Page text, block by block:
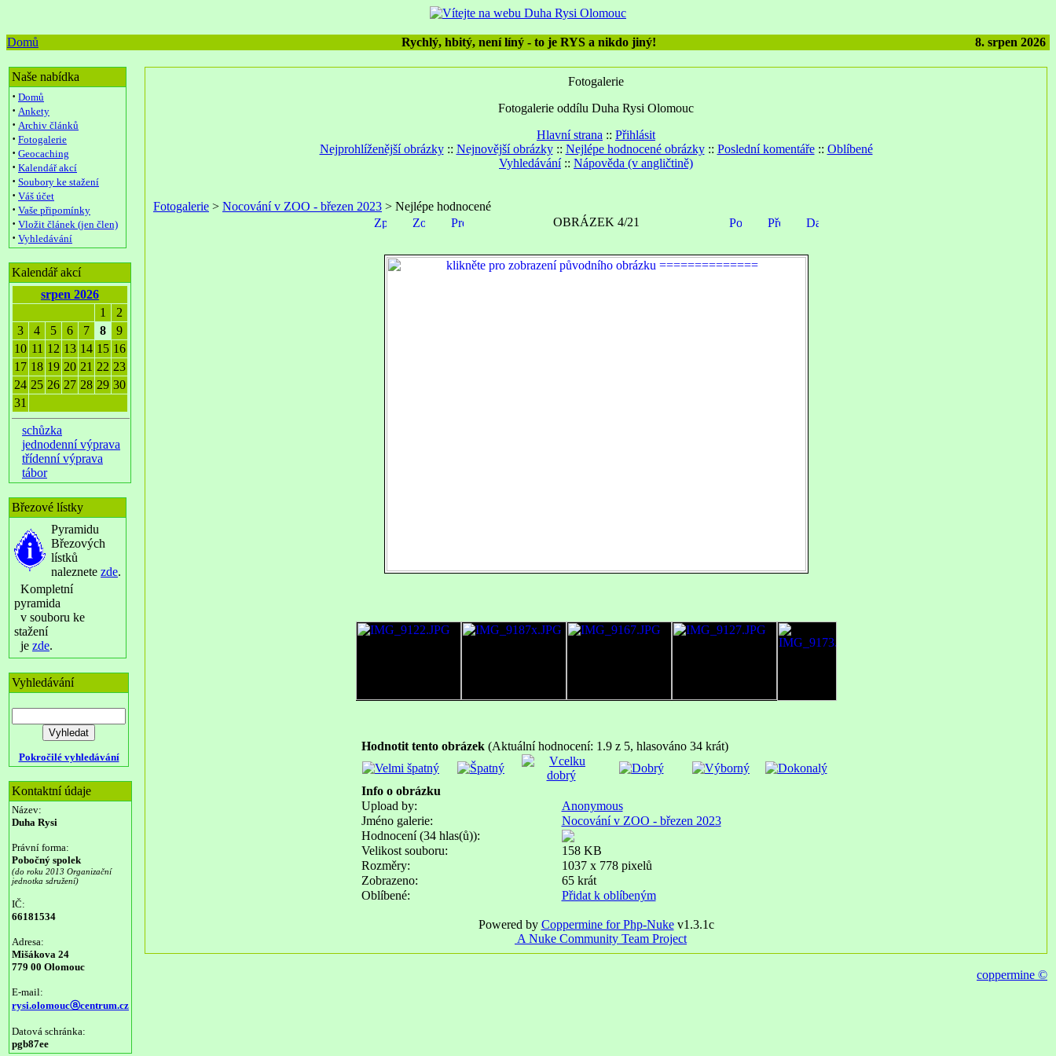
Domů Rychlý, hbitý, není líný - to je RYS a nikdo jiný! 8. srpen 2026
Naše nabídka
· Domů
· Ankety
· Archiv článků
· Fotogalerie
· Geocaching
· Kalendář akcí
· Soubory ke stažení
· Váš účet
· Vaše připomínky
· Vložit článek (jen člen)
· Vyhledávání
Kalendář akcí
srpen 2026
1
2
3
4 5 6 7 8
9
10 11 12 13 14 15 16
17 18 19 20 21 22 23
24 25 26 27 28 29 30
31
schůzka
jednodenní výprava
třídenní výprava
tábor
Březové lístky
Pyramidu
Březových
lístků
naleznete zde.
Kompletní
pyramida
v souboru ke
stažení
je zde.
Vyhledávání
Pokročilé vyhledávání
Kontaktní údaje
Název:
Duha Rysi
Právní forma:
Pobočný spolek
(do roku 2013 Organizační
jednotka sdružení)
IČ:
66181534
Adresa:
Mišákova 24
779 00 Olomouc
E-mail:
rysi.olomoucⓐcentrum.cz
Datová schránka:
pgb87ee
Fotogalerie
Fotogalerie oddílu Duha Rysi Olomouc
Hlavní strana :: Přihlásit
Nejprohlíženější obrázky:: Nejnovější obrázky:: Nejlépe hodnocené obrázky:: Poslední komentáře:: Oblíbené
Vyhledávání:: Nápověda (v angličtině)
Fotogalerie > Nocování v ZOO - březen 2023 > Nejlépe hodnocené
OBRÁZEK 4/21
Hodnotit tento obrázek (Aktuální hodnocení: 1.9 z 5, hlasováno 34 krát)
Info o obrázku
Upload by:
Anonymous
Jméno galerie:
Nocování v ZOO - březen 2023
Hodnocení (34 hlas(ů)):
Velikost souboru:
158 KB
Rozměry:
1037 x 778 pixelů
Zobrazeno:
65 krát
Oblíbené:
Přidat k oblíbeným
Powered by Coppermine for Php-Nukev1.3.1c
A Nuke Community Team Project
coppermine ©